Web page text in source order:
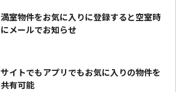
満室物件をお気に入りに登録すると空室時
にメールでお知らせ
サイトでもアプリでもお気に入りの物件を
共有可能